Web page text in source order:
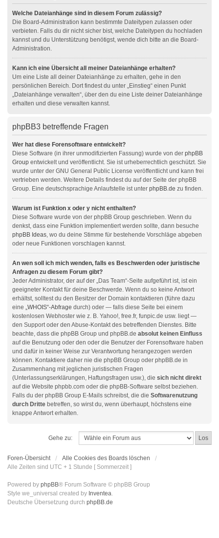
Welche Dateianhänge sind in diesem Forum zulässig?
Die Board-Administration kann bestimmte Dateitypen zulassen oder
verbieten. Falls du dir nicht sicher bist, welche Dateitypen du hochladen
kannst und du Unterstützung benötigst, wende dich bitte an die Board-
Administration.
Kann ich eine Übersicht all meiner Dateianhänge erhalten?
Um eine Liste all deiner Dateianhänge zu erhalten, gehe in den
persönlichen Bereich. Dort findest du unter „Einstieg“ einen Punkt
„Dateianhänge verwalten“, über den du eine Liste deiner Dateianhänge
erhalten und diese verwalten kannst.
phpBB3 betreffende Fragen
Wer hat diese Forensoftware entwickelt?
Diese Software (in ihrer unmodifizierten Fassung) wurde von der phpBB
Group entwickelt und veröffentlicht. Sie ist urheberrechtlich geschützt. Sie
wurde unter der GNU General Public License veröffentlicht und kann frei
vertrieben werden. Weitere Details findest du auf der Seite der phpBB
Group. Eine deutschsprachige Anlaufstelle ist unter phpBB.de zu finden.
Warum ist Funktion x oder y nicht enthalten?
Diese Software wurde von der phpBB Group geschrieben. Wenn du
denkst, dass eine Funktion implementiert werden sollte, dann besuche
phpBB Ideas, wo du deine Stimme für bestehende Vorschläge abgeben
oder neue Funktionen vorschlagen kannst.
An wen soll ich mich wenden, falls es Beschwerden oder juristische
Anfragen zu diesem Forum gibt?
Jeder Administrator, der auf der „Das Team“-Seite aufgeführt ist, ist ein
geeigneter Kontakt für deine Beschwerde. Wenn du so keine Antwort
erhältst, solltest du den Besitzer der Domain kontaktieren (führe dazu
eine „WHOIS“-Abfrage durch) oder — falls diese Seite bei einem
kostenlosen Webhoster wie z. B. Yahoo!, free.fr, funpic.de usw. liegt —
den Support oder den Abuse-Kontakt des betreffenden Dienstes. Bitte
beachte, dass die phpBB Group und phpBB.de absolut keinen Einfluss
auf die Benutzung oder den oder die Benutzer der Forensoftware haben
und dafür in keiner Weise zur Verantwortung herangezogen werden
können. Kontaktiere daher nie die phpBB Group oder phpBB.de in
Zusammenhang mit jeglichen juristischen Fragen
(Unterlassungserklärungen, Haftungsfragen usw.), die sich nicht direkt
auf die Website phpbb.com oder die phpBB-Software selbst beziehen.
Falls du der phpBB Group E-Mails schreibst, die die Softwarenutzung
durch Dritte betreffen, so wirst du, wenn überhaupt, höchstens eine
knappe Antwort erhalten.
Gehe zu:
Foren-Übersicht
Alle Cookies des Boards löschen
Alle Zeiten sind UTC + 1 Stunde [ Sommerzeit ]
Powered by phpBB® Forum Software © phpBB Group
Style we_universal created by Inventea.
Deutsche Übersetzung durch phpBB.de